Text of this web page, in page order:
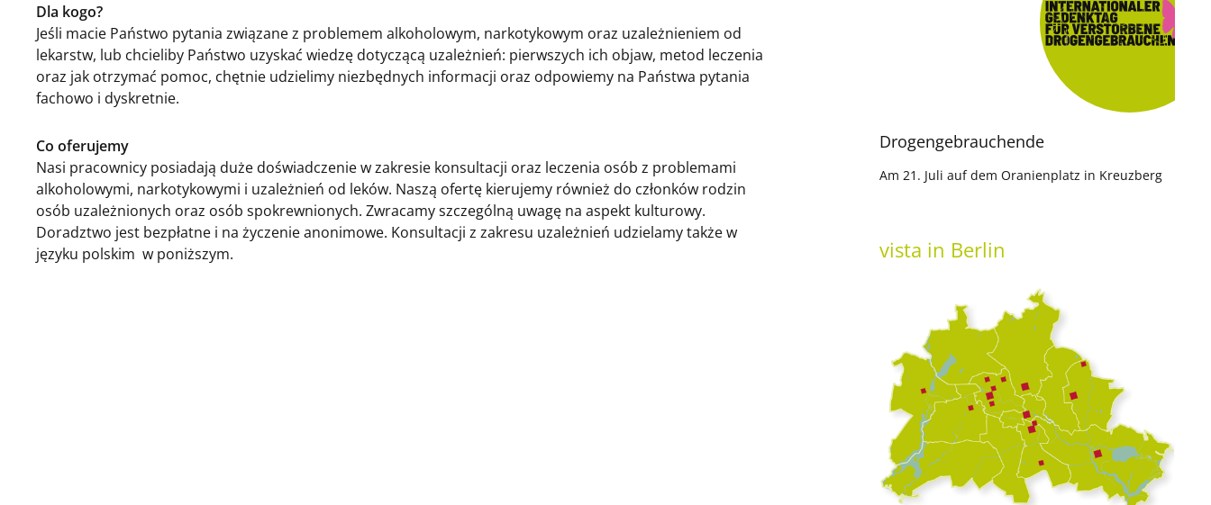
Dla kogo?
Jeśli macie Państwo pytania związane z problemem alkoholowym, narkotykowym oraz uzależnieniem od
lekarstw, lub chcieliby Państwo uzyskać wiedzę dotyczącą uzależnień: pierwszych ich objaw, metod leczenia
oraz jak otrzymać pomoc, chętnie udzielimy niezbędnych informacji oraz odpowiemy na Państwa pytania
fachowo i dyskretnie.
Co oferujemy
Nasi pracownicy posiadają duże doświadczenie w zakresie konsultacji oraz leczenia osób z problemami
alkoholowymi, narkotykowymi i uzależnień od leków. Naszą ofertę kierujemy również do członków rodzin
osób uzależnionych oraz osób spokrewnionych. Zwracamy szczególną uwagę na aspekt kulturowy.
Doradztwo jest bezpłatne i na życzenie anonimowe. Konsultacji z zakresu uzależnień udzielamy także w
języku polskim w poniższym.
Drogengebrauchende
Am 21. Juli auf dem Oranienplatz in Kreuzberg
vista in Berlin